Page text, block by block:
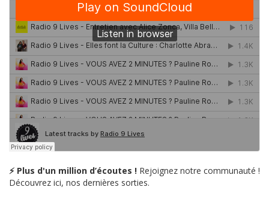
⚡ Plus d'un million d’écoutes ! Rejoignez notre communauté !
Découvrez ici, nos dernières sorties.